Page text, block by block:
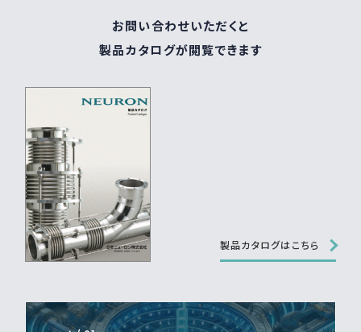
お問い合わせいただくと
製品カタログが閲覧できます
製品カタログはこちら